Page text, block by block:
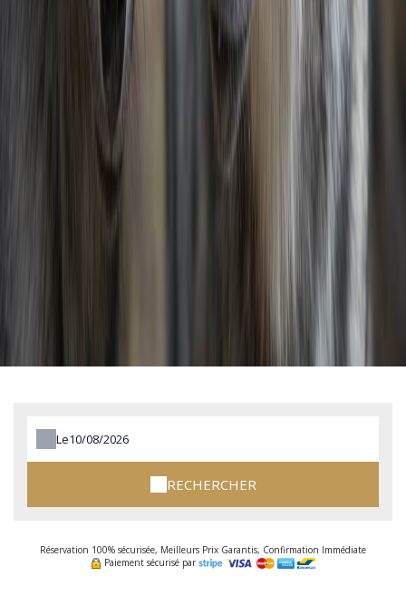
Le
RECHERCHER
Réservation 100% sécurisée, Meilleurs Prix Garantis, Confirmation Immédiate
Paiement sécurisé par